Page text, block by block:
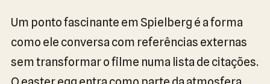
Um ponto fascinante em Spielberg é a forma
como ele conversa com referências externas
sem transformar o filme numa lista de citações.